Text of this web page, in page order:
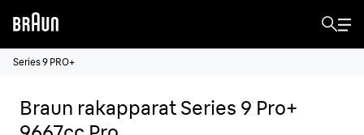
Series 9 PRO+
Braun rakapparat Series 9 Pro+